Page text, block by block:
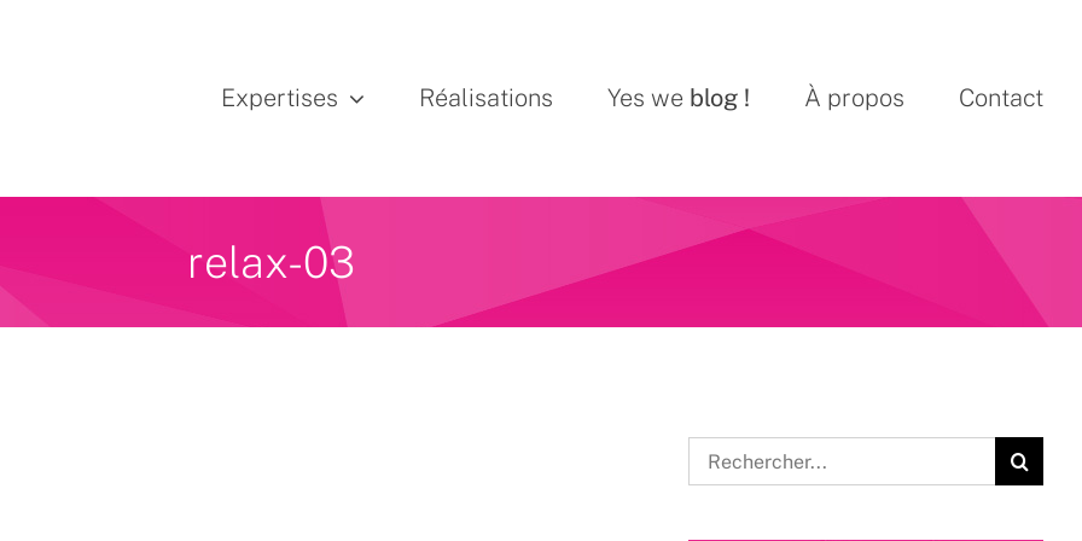
Expertises Réalisations Yes we blog ! À propos Contact
relax-03
Rechercher: